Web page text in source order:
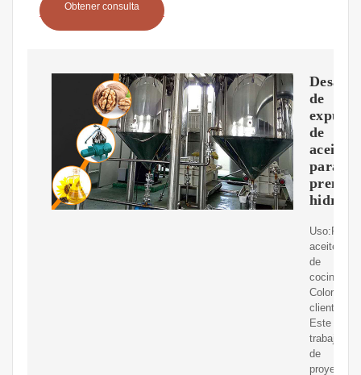
Obtener consulta
de
de
aceite
para
prensa
aceite
de
cocina;
clientes;
Este
trabajo
de
proyecto